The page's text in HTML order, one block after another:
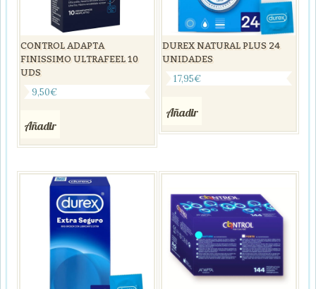
CONTROL ADAPTA
FINISSIMO ULTRAFEEL 10
UDS
9,50€
Añadir
DUREX NATURAL PLUS 24
UNIDADES
17,95€
Añadir